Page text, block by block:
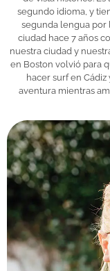
segundo idioma, y
segunda lengua por
ciudad hace 7 años
nuestra ciudad y
en Boston volvió para
hacer surf en
aventura mientras